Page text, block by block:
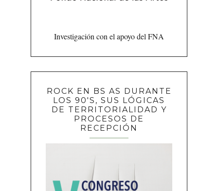
Investigación con el apoyo del FNA
ROCK EN BS AS DURANTE
LOS 90'S, SUS LÓGICAS
DE TERRITORIALIDAD Y
PROCESOS DE
RECEPCIÓN